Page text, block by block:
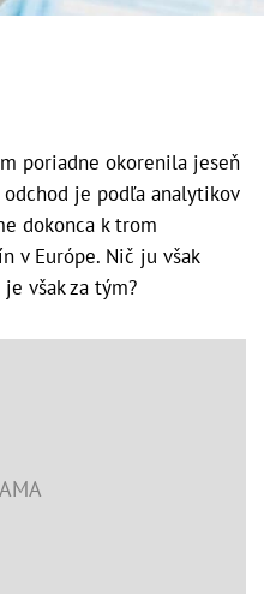
poriadne okorenila jeseň
odchod je podľa analytikov
dokonca k trom
v Európe. Nič ju však
je však za tým?